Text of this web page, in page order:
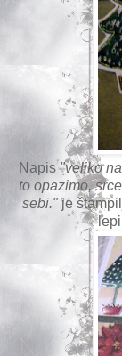
Napis"veliko
to opazimo,
sebi."je